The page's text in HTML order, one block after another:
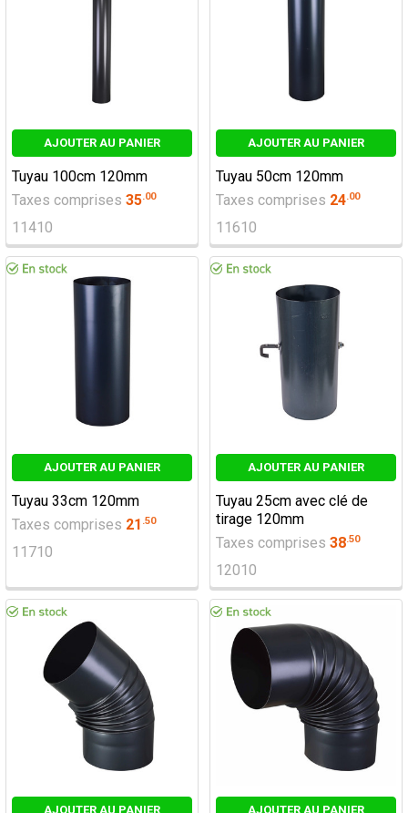
AJOUTER AU PANIER
Tuyau 100cm 120mm
Taxes comprises 35.00
11410
AJOUTER AU PANIER
Tuyau 50cm 120mm
Taxes comprises 24.00
11610
AJOUTER AU PANIER
Tuyau 33cm 120mm
Taxes comprises 21 .50
11710
AJOUTER AU PANIER
Tuyau 25cm avec clé de
tirage 120mm
Taxes comprises 38.50
12010
AJOUTER AU PANIER AJOUTER AU PANIER